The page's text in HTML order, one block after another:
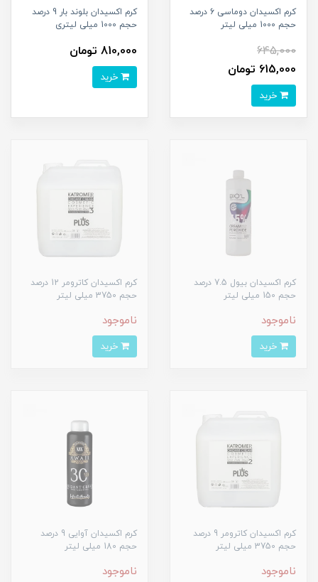
کرم اکسیدان دوماسی 6 درصد
حجم 1000 میلی لیتر
645,000
615,000 تومان
کرم اکسیدان بلوند بار 9 درصد
حجم 1000 میلی لیتری
810,000 تومان
کرم اکسیدان بیول 7.5 درصد
حجم 150 میلی لیتر
ناموجود
کرم اکسیدان کاترومر 12 درصد
حجم 3750 میلی لیتر
ناموجود
کرم اکسیدان کاترومر 9 درصد
حجم 3750 میلی لیتر
ناموجود
کرم اکسیدان آوایی 9 درصد
حجم 180 میلی لیتر
ناموجود